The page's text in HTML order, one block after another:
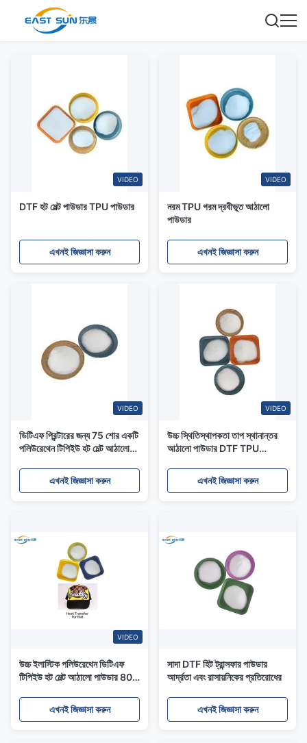
VIDEO
DTF হট মেল্ট পাউডার TPU পাউডার
এখনই জিজ্ঞাসা করুন
VIDEO
নরম TPU গরম দ্রবীভূত আঠালো
পাউডার
এখনই জিজ্ঞাসা করুন
VIDEO
ডিটিএফ প্রিন্টারের জন্য 75 শোর একটি
পলিউরেথেন টিপিইউ হট মেল্ট আঠালো
এখনই জিজ্ঞাসা করুন
VIDEO
উচ্চ স্থিতিস্থাপকতা তাপ স্থানান্তর
আঠালো পাউডার DTF TPU
এখনই জিজ্ঞাসা করুন
VIDEO
উচ্চ ইলাস্টিক পলিউরেথেন ডিটিএফ
টিপিইউ হট মেল্ট আঠালো পাউডার 80-
এখনই জিজ্ঞাসা করুন
সাদা DTF হিট ট্রান্সফার পাউডার
আর্দ্রতা এবং রাসায়নিকের প্রতিরোধের
এখনই জিজ্ঞাসা করুন